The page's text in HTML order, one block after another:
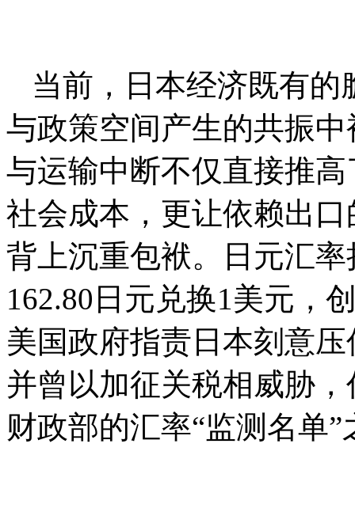
当前，日本经济既有
与政策空间产生的共振
与运输中断不仅直接推
社会成本，更让依赖出
背上沉重包袱。日元汇
162.80日元兑换1美元，
美国政府指责日本刻意
并曾以加征关税相威胁
财政部的汇率“监测名单”